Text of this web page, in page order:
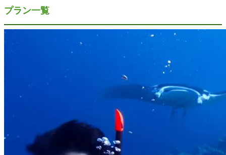
プラン一覧